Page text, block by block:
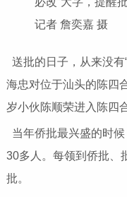
记者 詹奕嘉 摄
送批的日子，从来没有
海忠对位于汕头的陈四
岁小伙陈顺荣进入陈四
当年侨批最兴盛的时
30多人。每领到侨批、
批。